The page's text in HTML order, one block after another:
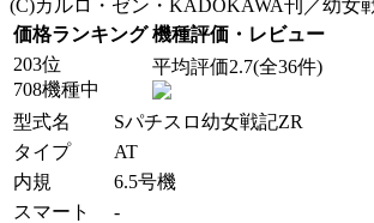
(C)カルロ・ゼン・KADOKAWA刊／幼女
価格ランキング 機種評価・レビュー
203位
708機種中
平均評価2.7(全36件)
型式名
Sパチスロ幼女戦記ZR
タイプ
AT
内規
6.5号機
スマート
-